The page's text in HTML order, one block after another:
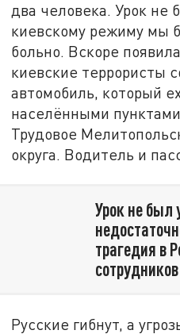
два человека. Урок не
киевскому режиму мы
больно. Вскоре
киевские террористы
автомобиль, который
населёнными
Трудовое
округа. Водитель и
Урок не был
трагедия в
Русские гибнут, а